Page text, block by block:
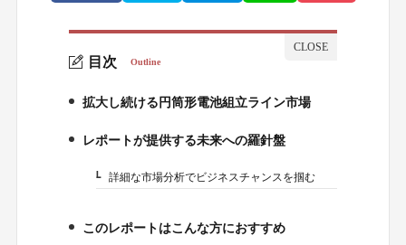
目次 Outline
1.
拡大し続ける円筒形電池組立ライン市場
レポートが提供する未来への羅針盤
2-1.詳細な市場分析でビジネスチャンスを掴む
3.
このレポートはこんな方におすすめ